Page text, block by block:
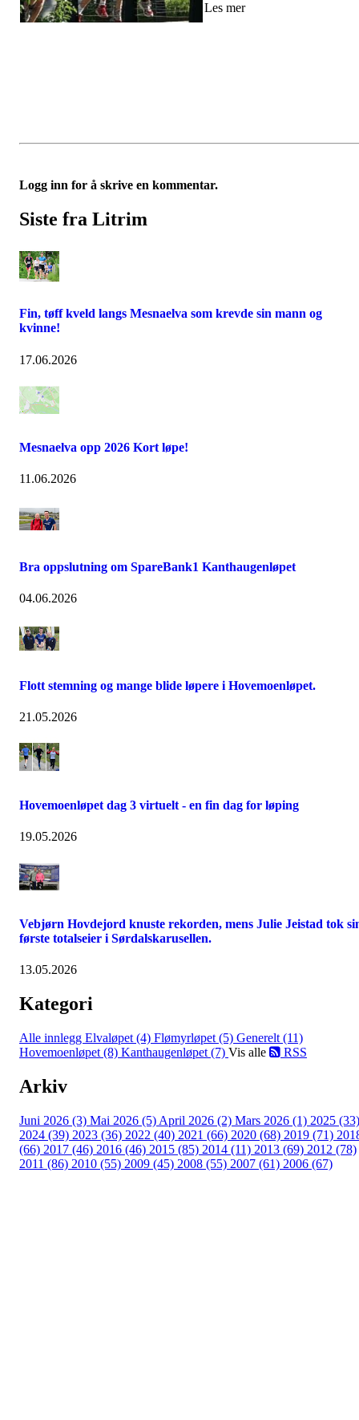
Les mer
Logg inn for å skrive en kommentar.
Siste fra Litrim
Fin, tøff kveld langs Mesnaelva som krevde sin mann og
kvinne!
17.06.2026
Mesnaelva opp 2026 Kort løpe!
11.06.2026
Bra oppslutning om SpareBank1 Kanthaugenløpet
04.06.2026
Flott stemning og mange blide løpere i Hovemoenløpet.
21.05.2026
Hovemoenløpet dag 3 virtuelt - en fin dag for løping
19.05.2026
Vebjørn Hovdejord knuste rekorden, mens Julie Jeistad tok
første totalseier i Sørdalskarusellen.
13.05.2026
Kategori
Alle innlegg Elvaløpet (4) Flømyrløpet (5) Generelt (11)
Hovemoenløpet (8) Kanthaugenløpet (7) Vis alle RSS
Arkiv
Juni 2026 (3) Mai 2026 (5) April 2026 (2) Mars 2026 (1) 2025 (33)
2024 (39) 2023 (36) 2022 (40) 2021 (66) 2020 (68) 2019 (71)
(66) 2017 (46) 2016 (46) 2015 (85) 2014 (11) 2013 (69) 2012 (78)
2011 (86) 2010 (55) 2009 (45) 2008 (55) 2007 (61) 2006 (67)